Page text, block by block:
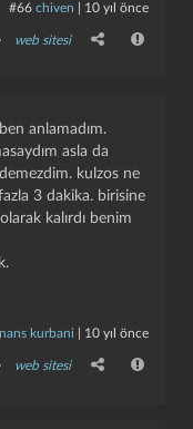
#66 chiven 10 yıl önce
web sitesi
anlamadım.
asla da
kulzos ne
3 dakika. birisine
kalırdı benim
kurbani 10 yıl önce
web sitesi